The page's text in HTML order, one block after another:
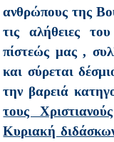
ανθρώπους της
τις αλήθειες
πίστεώς μας ,
και σύρεται
την βαρειά
τους
Κυριακή